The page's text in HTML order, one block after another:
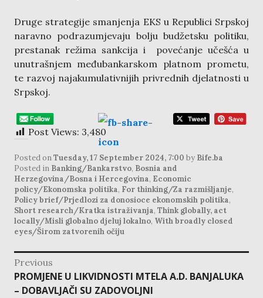
Druge strategije smanjenja EKS u Republici Srpskoj
naravno podrazumjevaju bolju budžetsku politiku,
prestanak režima sankcija i povećanje učešća u
unutrašnjem međubankarskom platnom prometu,
te razvoj najakumulativnijih privrednih djelatnosti u
Srpskoj.
Post Views: 3,480
Posted onTuesday, 17 September 2024, 7:00 by Bife.ba
Posted in Banking/Bankarstvo, Bosnia and
Herzegovina/Bosna i Hercegovina, Economic
policy/Ekonomska politika, For thinking/Za razmišljanje,
Policy brief/Prjedlozi za donosioce ekonomskih politika,
Short research/Kratka istraživanja, Think globally, act
locally/Misli globalno djeluj lokalno, With broadly closed
eyes/Širom zatvorenih očiju
post
navigation
Previous
Previous
post:
PROMJENE U LIKVIDNOSTI MTELA A.D. BANJALUKA
– DOBAVLJAČI SU ZADOVOLJNI